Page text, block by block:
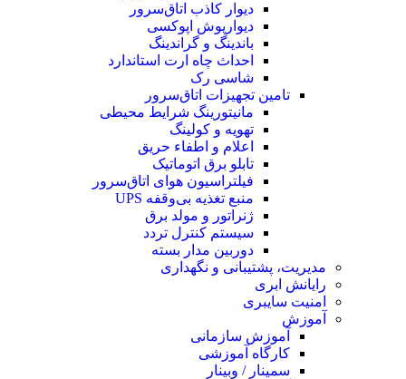
دیوار کاذب اتاق‌سرور
دیوار‌پوش اپوکسی
باندینگ و گراندینگ
احداث چاه ارت استاندارد
شاسی رک
تامین تجهیزات اتاق‌سرور
مانیتورینگ شرایط محیطی
تهویه و کولینگ
اعلام و اطفاء حریق
تابلو برق اتوماتیک
فیلتراسیون هوای اتاق‌سرور
منبع تغذیه بی‌وقفه ‌UPS
ژنراتور و مولد برق
سیستم کنترل تردد
دوربین مدار بسته
مدیریت، پشتیبانی و نگهداری
رایانش ابری
امنیت سایبری
آموزش
آموزش سازمانی
کارگاه آموزشی
سمینار / وبینار